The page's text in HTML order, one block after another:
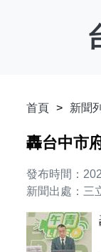
首頁 新聞
轟台中市
發布時間：
新聞出處：三